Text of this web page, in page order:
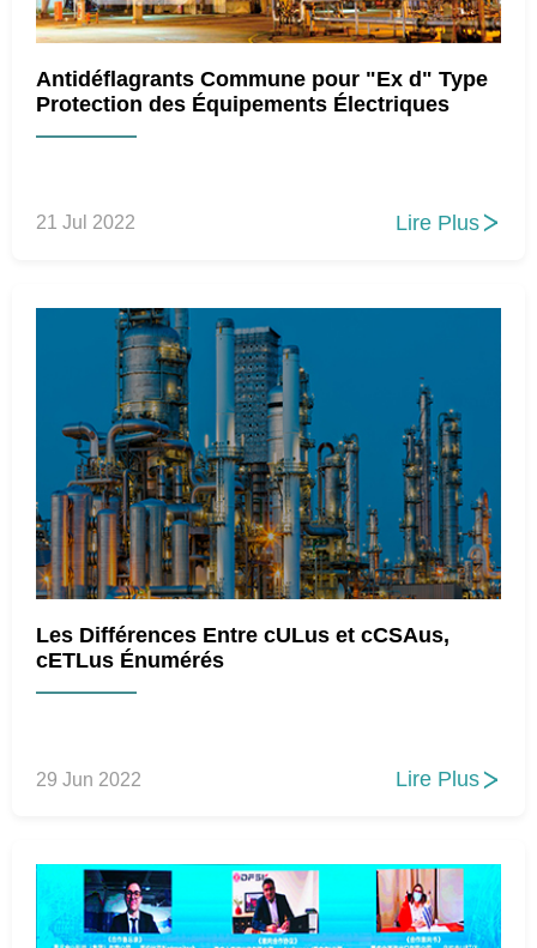
Antidéflagrants Commune pour "Ex d" Type
Protection des Équipements Électriques
21 Jul 2022 Lire Plus 
Les Différences Entre cULus et cCSAus,
cETLus Énumérés
29 Jun 2022 Lire Plus 